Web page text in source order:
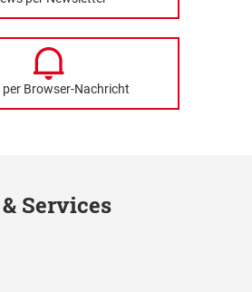
per Browser-Nachricht
Services